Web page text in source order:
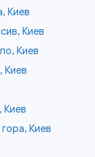
Киев
Киев
Киев
Киев
Киев
Киев